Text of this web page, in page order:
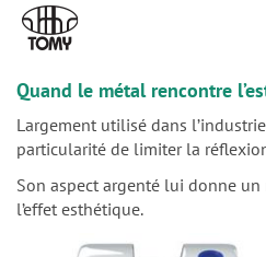
Quand le métal rencontre
Largement utilisé dans
particularité de limiter la
Son aspect argenté lui donne
l’effet esthétique.